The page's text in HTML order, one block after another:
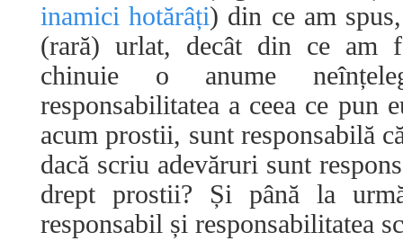
inamici hotărâți) din ce am
(rară) urlat, decât din ce am
chinuie o anume
responsabilitatea a ceea ce pun
acum prostii, sunt responsabilă
dacă scriu adevăruri sunt
drept prostii? Și până la
responsabil și responsabilitatea